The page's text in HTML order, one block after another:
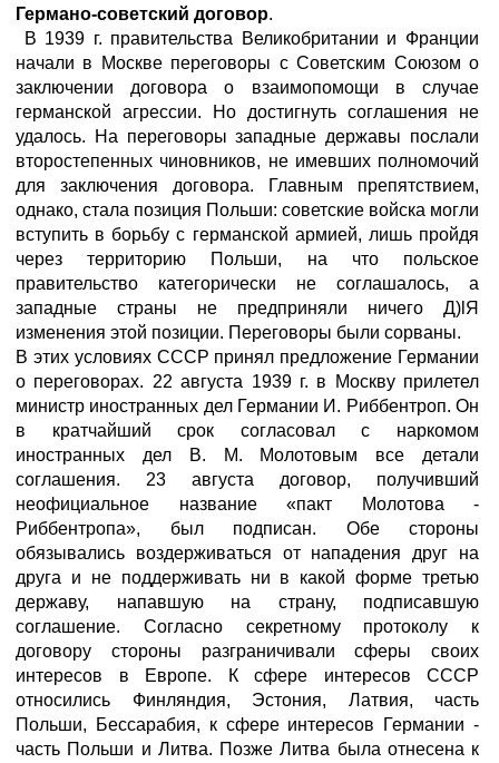
Германо-советский договор.
В 1939 г. правительства Великобритании и Франции
начали в Москве переговоры с Советским Союзом о
заключении договора о взаимопомощи в случае
германской агрессии. Но достигнуть соглашения не
удалось. На переговоры западные державы послали
второстепенных чиновников, не имевших полномочий
для заключения договора. Главным препятствием,
однако, стала позиция Польши: советские войска могли
вступить в борьбу с германской армией, лишь пройдя
через территорию Польши, на что польское
правительство категорически не соглашалось, а
западные страны не предприняли ничего Д)lЯ
изменения этой позиции. Переговоры были сорваны.
В этих условиях СССР принял предложение Германии
о переговорах. 22 августа 1939 г. в Москву прилетел
министр иностранных дел Германии И. Риббентроп. Он
в кратчайший срок согласовал с наркомом
иностранных дел В. М. Молотовым все детали
соглашения. 23 августа договор, получивший
неофициальное название «пакт Молотова -
Риббентропа», был подписан. Обе стороны
обязывались воздерживаться от нападения друг на
друга и не поддерживать ни в какой форме третью
державу, напавшую на страну, подписавшую
соглашение. Согласно секретному протоколу к
договору стороны разграничивали сферы своих
интересов в Европе. К сфере интересов СССР
относились Финляндия, Эстония, Латвия, часть
Польши, Бессарабия, к сфере интересов Германии -
часть Польши и Литва. Позже Литва была отнесена к